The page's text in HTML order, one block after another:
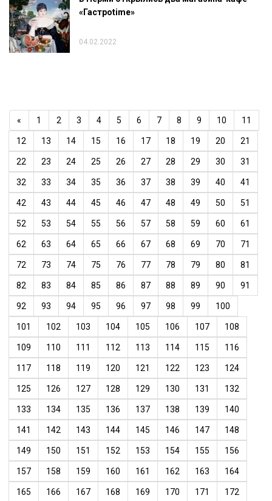
«Гастроtime»
04.02.2022
« 1 2 3 4 5 6 7 8 9 10 11
12 13 14 15 16 17 18 19 20 21
22 23 24 25 26 27 28 29 30 31
32 33 34 35 36 37 38 39 40 41
42 43 44 45 46 47 48 49 50 51
52 53 54 55 56 57 58 59 60 61
62 63 64 65 66 67 68 69 70 71
72 73 74 75 76 77 78 79 80 81
82 83 84 85 86 87 88 89 90 91
92 93 94 95 96 97 98 99 100
101 102 103 104 105 106 107 108
109 110 111 112 113 114 115 116
117 118 119 120 121 122 123 124
125 126 127 128 129 130 131 132
133 134 135 136 137 138 139 140
141 142 143 144 145 146 147 148
149 150 151 152 153 154 155 156
157 158 159 160 161 162 163 164
165 166 167 168 169 170 171 172